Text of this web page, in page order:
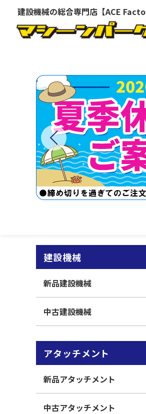
建設機械の総合専門店【ACE
建設機械
新品建設機械
中古建設機械
アタッチメント
新品アタッチメント
中古アタッチメント